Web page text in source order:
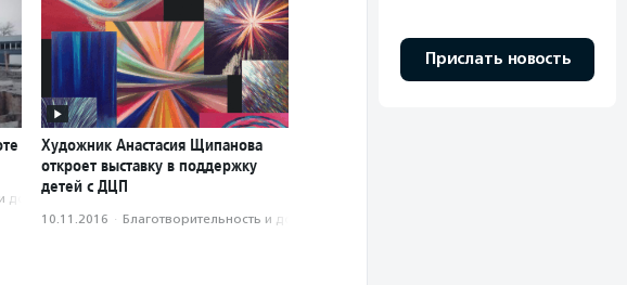
доброволь­чест­во
Художник Анастасия Щипанова
откроет выставку в поддержку
детей с ДЦП
10.11.2016 · Благотвори­тель­ность и доброволь­чест­во
Прислать новость